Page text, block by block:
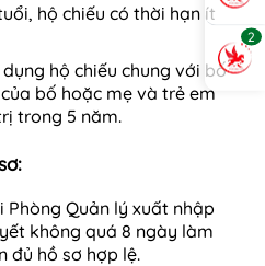
hộ chiếu có thời hạn ít
hộ chiếu chung với bố
bố hoặc mẹ và trẻ em
trong 5 năm.
Phòng Quản lý xuất nhập
không quá 8 ngày làm
đủ hồ sơ hợp lệ.
2